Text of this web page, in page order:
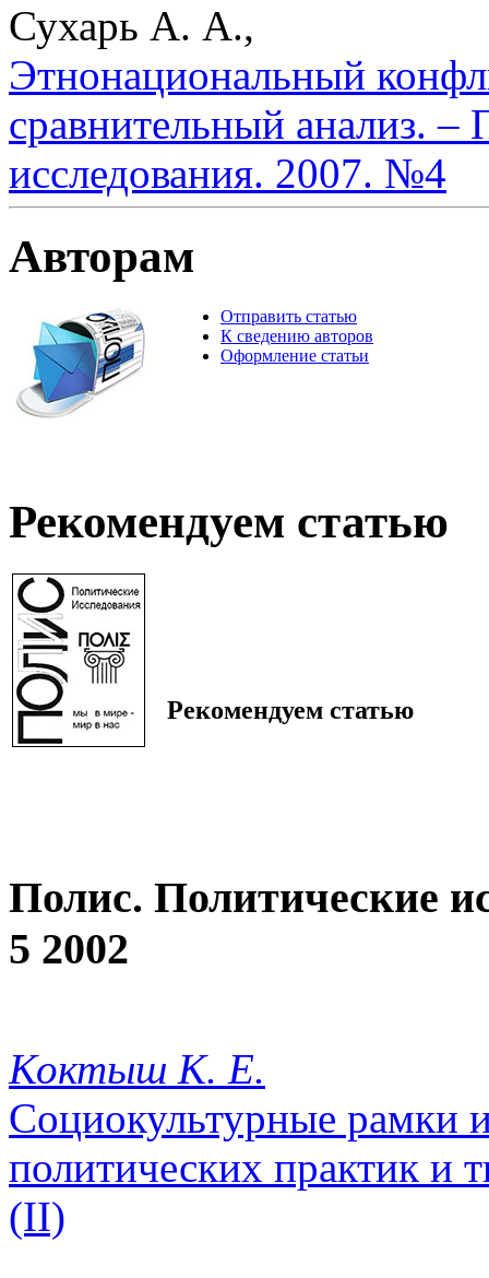
Сухарь А. А.,
Этнонациональный
сравнительный анализ. –
исследования. 2007. №4
Авторам
Отправить статью
К сведению авторов
Оформление статьи
Рекомендуем статью
Рекомендуем статью
Полис. Политические
5 2002
Коктыш К. Е.
Социокультурные рамки
политических практик и
(II)